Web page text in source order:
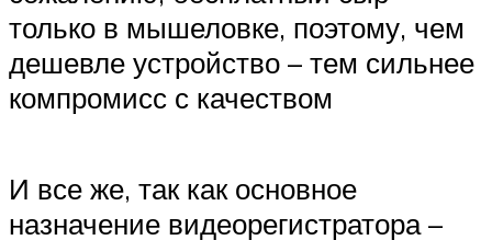
только в мышеловке, поэтому, чем
дешевле устройство – тем сильнее
компромисс с качеством
И все же, так как основное
назначение видеорегистратора –